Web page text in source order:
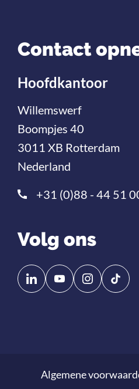
Contact
Hoofdkantoor
Willemswerf
Boompjes 40
3011 XB Rotterdam
Nederland
+31 (0)88 - 44 51
Volg ons
Volg
ons
Volg
ons
Algemene